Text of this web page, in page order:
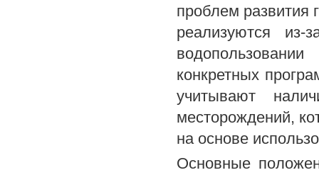
проблем развития
реализуются из-
конкретных
учитывают
месторождений,
на основе
Основные